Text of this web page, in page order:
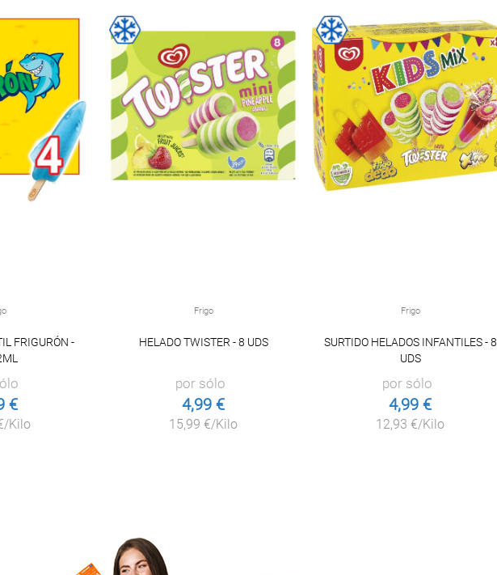
FRIGURÓN -
€
Kilo
Frigo
HELADO TWISTER - 8 UDS
por sólo
4,99 €
15,99 €/Kilo
Frigo
SURTIDO HELADOS INFANTILES - 8
UDS
por sólo
4,99 €
12,93 €/Kilo